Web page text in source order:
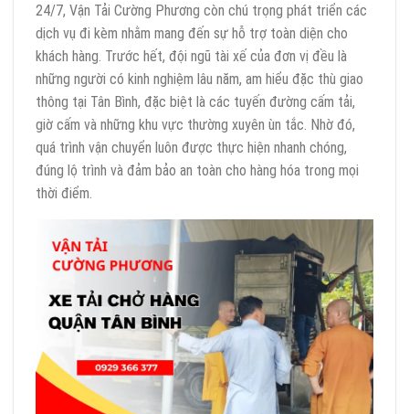
24/7, Vận Tải Cường Phương còn chú trọng phát triển các
dịch vụ đi kèm nhằm mang đến sự hỗ trợ toàn diện cho
khách hàng. Trước hết, đội ngũ tài xế của đơn vị đều là
những người có kinh nghiệm lâu năm, am hiểu đặc thù giao
thông tại Tân Bình, đặc biệt là các tuyến đường cấm tải,
giờ cấm và những khu vực thường xuyên ùn tắc. Nhờ đó,
quá trình vận chuyển luôn được thực hiện nhanh chóng,
đúng lộ trình và đảm bảo an toàn cho hàng hóa trong mọi
thời điểm.